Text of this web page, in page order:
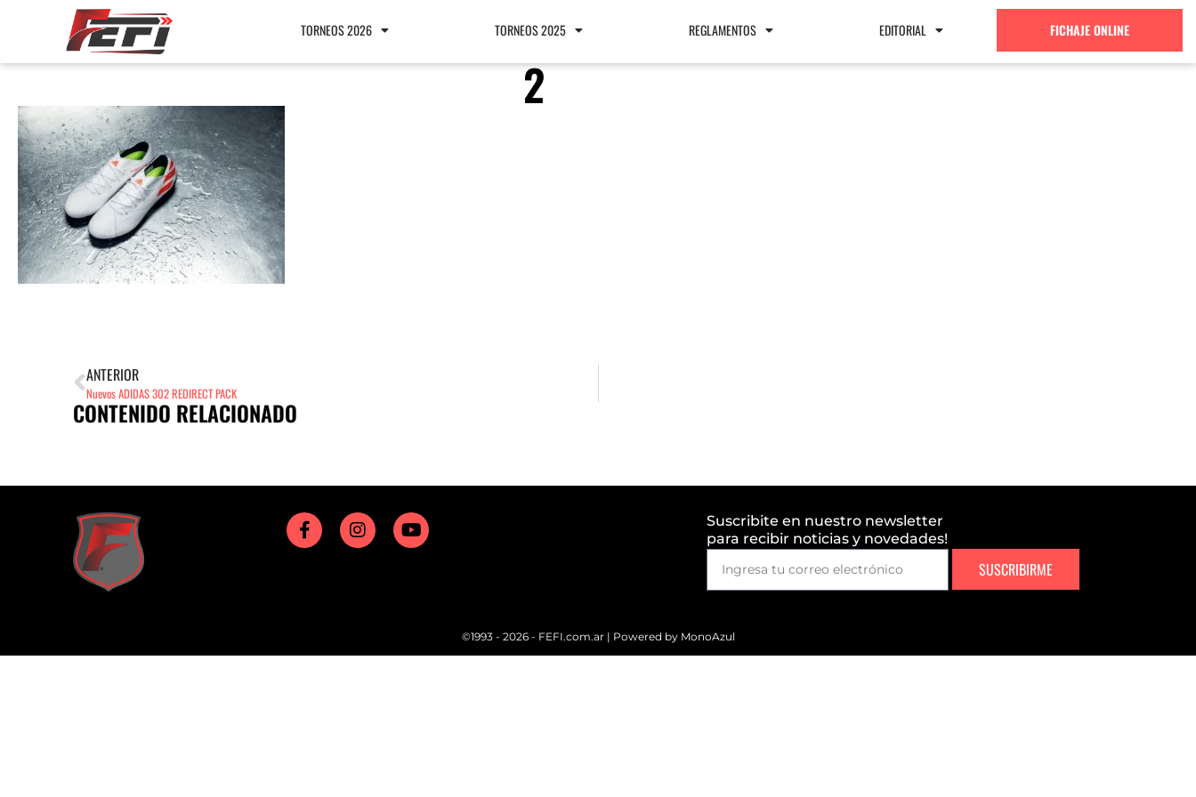
TORNEOS 2026 TORNEOS 2025 REGLAMENTOS EDITORIAL FICHAJE ONLINE
2
ANTERIOR
Nuevos ADIDAS 302 REDIRECT PACK
CONTENIDO RELACIONADO
Suscribite en nuestro newsletter
para recibir noticias y novedades!
SUSCRIBIRME
©1993 - 2026 - FEFI.com.ar | Powered by MonoAzul